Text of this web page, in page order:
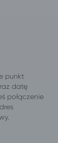
punkt
datę
połączenie